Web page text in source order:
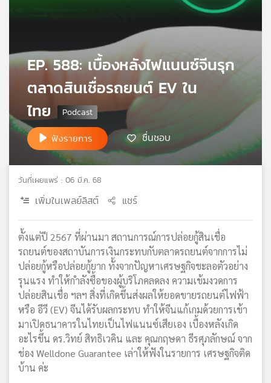
ข่าย
วิทยุ
เอส
วิทยุ
ข่าย
EP. 588: เบื้องหลังไฟแนนซ์จีนรุก
ตลาดสินเชื่อรถยนต์ EV ใน
ไทย
ฟังรายการ ชื่นชอบ
วันที่เผยแพร่ : 06 มี.ค. 68
เพิ่มในเพลย์ลิสต์ แชร์
ตั้งแต่ปี 2567 ที่ผ่านมา สถานการณ์การปล่อยกู้สินเชื่อ
รถยนต์ของสถาบันการเงินกระทบกับตลาดรถยนต์จากการไม่
ปล่อยกู้หรือปล่อยกู้ยาก ทั้งจากปัญหาเศรษฐกิจชะลอตัวอย่าง
รุนแรง ทำให้กำลังซื้อของผู้บริโภคลดลง ความเข้มงวดการ
ปล่อยสินเชื่อ ฯลฯ สิ่งที่เกิดขึ้นส่งผลให้ยอดขายรถยนต์ไฟฟ้า
หรือ อีวี (EV) จีนได้รับผลกระทบ ทำให้จีนแก้เกมด้วยการเข้า
มาเปิดธนาคารในไทยเป็นไฟแนนซ์เสียเอง เบื้องหลังเกิด
อะไรขึ้น ดร.วิทย์ สิทธิเวคิน และ คุณกฤษดา ธีรศุภลักษณ์ จาก
ช่อง Welldone Guarantee เล่าให้ฟังในรายการ เศรษฐกิจติด
บ้าน ค่ะ